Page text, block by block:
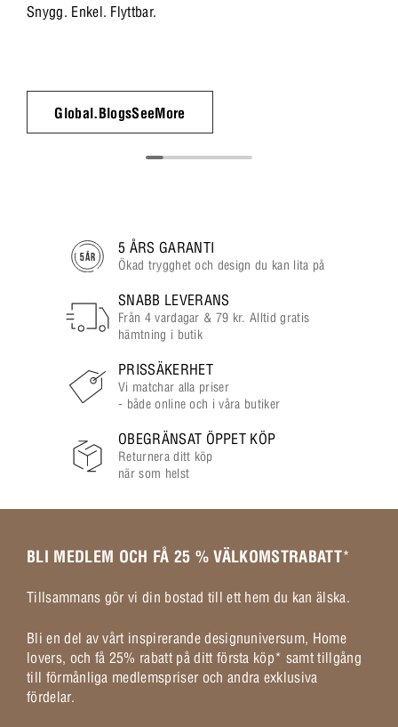
Snygg. Enkel. Flyttbar.
Global.BlogsSeeMore
5 ÅRS GARANTI
Ökad trygghet och design du kan lita på
SNABB LEVERANS
Från 4 vardagar & 79 kr. Alltid gratis
hämtning i butik
PRISSÄKERHET
Vi matchar alla priser
- både online och i våra butiker
OBEGRÄNSAT ÖPPET KÖP
Returnera ditt köp
när som helst
BLI MEDLEM OCH FÅ 25 % VÄLKOMSTRABATT*
Tillsammans gör vi din bostad till ett hem du kan älska.
Bli en del av vårt inspirerande designuniversum, Home
lovers, och få 25% rabatt på ditt första köp* samt tillgång
till förmånliga medlemspriser och andra exklusiva
fördelar.